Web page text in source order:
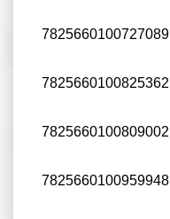
7825660100727089
7825660100825362
7825660100809002
7825660100959948